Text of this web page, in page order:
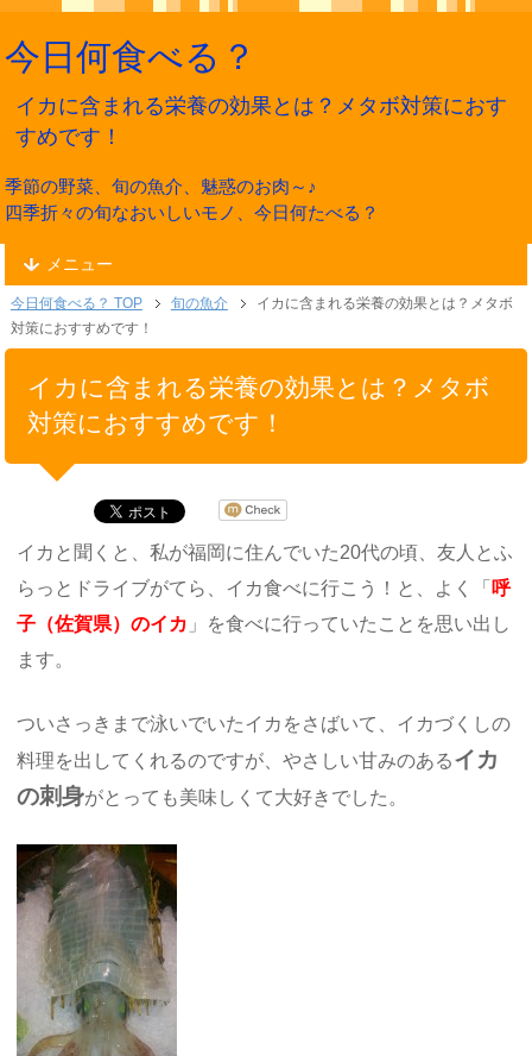
今日何食べる？
イカに含まれる栄養の効果とは？メタボ対策におす
すめです！
季節の野菜、旬の魚介、魅惑のお肉～♪
四季折々の旬なおいしいモノ、今日何たべる？
メニュー
今日何食べる？ TOP 旬の魚介
イカに含まれる栄養の効果とは？メタボ
対策におすすめです！
イカに含まれる栄養の効果とは？メタボ
対策におすすめです！
イカと聞くと、私が福岡に住んでいた20代の頃、友人とふ
らっとドライブがてら、イカ食べに行こう！と、よく「 呼
子（佐賀県）のイカ 」を食べに行っていたことを思い出し
ます。
ついさっきまで泳いでいたイカをさばいて、イカづくしの
料理を出してくれるのですが、やさしい甘みのあるイカ
の刺身がとっても美味しくて大好きでした。